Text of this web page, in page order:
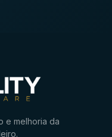
e melhoria da